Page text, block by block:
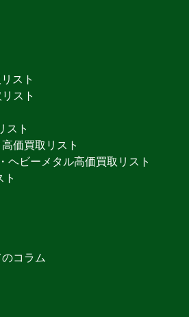
スト
スト
スト
価買取リスト
ヘビーメタル高価買取リスト
ト
コラム